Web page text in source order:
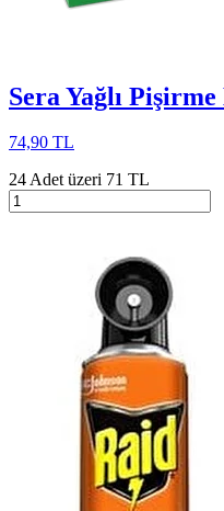
Sera Yağlı Pişirme
74,90 TL
24 Adet üzeri 71 TL